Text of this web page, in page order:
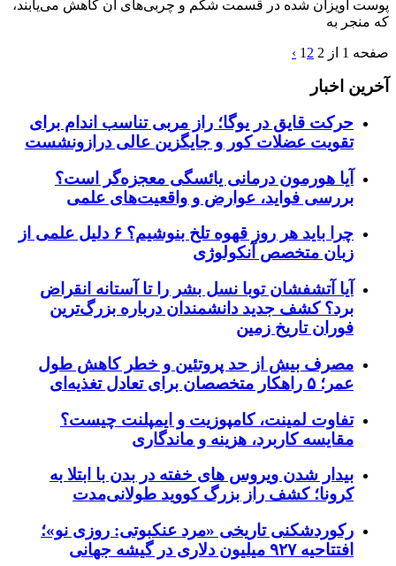
پوست آویزان شده در قسمت شکم و چربی‌های آن کاهش می‌یابند،
که منجر به
صفحه 1 از 2 1 2
›
آخرین اخبار
حرکت قایق در یوگا؛ راز مربی تناسب اندام برای
تقویت عضلات کور و جایگزین عالی درازونشست
آیا هورمون درمانی یائسگی معجزه‌گر است؟
بررسی فواید، عوارض و واقعیت‌های علمی
چرا باید هر روز قهوه تلخ بنوشیم؟ ۶ دلیل علمی از
زبان متخصص آنکولوژی
آیا آتشفشان توبا نسل بشر را تا آستانه انقراض
برد؟ کشف جدید دانشمندان درباره بزرگ‌ترین
فوران تاریخ زمین
مصرف بیش از حد پروتئین و خطر کاهش طول
عمر؛ ۵ راهکار متخصصان برای تعادل تغذیه‌ای
تفاوت لمینت، کامپوزیت و ایمپلنت چیست؟
مقایسه کاربرد، هزینه و ماندگاری
بیدار شدن ویروس‌ های خفته در بدن با ابتلا به
کرونا؛ کشف راز بزرگ کووید طولانی‌مدت
رکوردشکنی تاریخی «مرد عنکبوتی: روزی نو»؛
افتتاحیه ۹۲۷ میلیون دلاری در گیشه جهانی